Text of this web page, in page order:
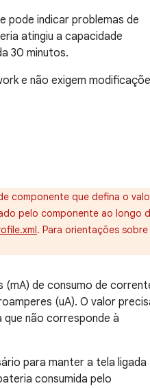
pode indicar problemas de
atingiu a capacidade
30 minutos.
e não exigem
componente que defina o
pelo componente ao longo
. Para orientações sobre
(mA) de consumo de
(uA). O valor
que não corresponde à
para manter a tela ligada
consumida pelo